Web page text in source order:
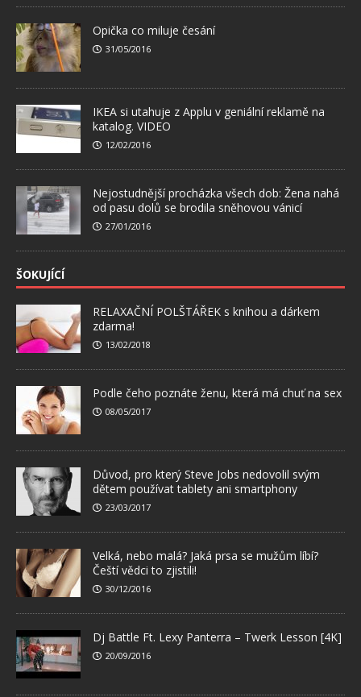
Opička co miluje česání
31/05/2016
IKEA si utahuje z Applu v geniální reklamě na
katalog. VIDEO
12/02/2016
Nejostudnější procházka všech dob: Žena nahá
od pasu dolů se brodila sněhovou vánicí
27/01/2016
ŠOKUJÍCÍ
RELAXAČNÍ POLŠTÁŘEK s knihou a dárkem
zdarma!
13/02/2018
Podle čeho poznáte ženu, která má chuť na sex
08/05/2017
Důvod, pro který Steve Jobs nedovolil svým
dětem používat tablety ani smartphony
23/03/2017
Velká, nebo malá? Jaká prsa se mužům líbí?
Čeští vědci to zjistili!
30/12/2016
Dj Battle Ft. Lexy Panterra – Twerk Lesson [4K]
20/09/2016